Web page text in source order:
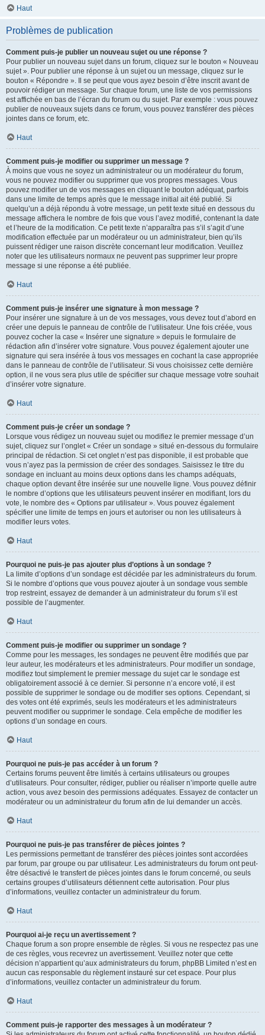
Haut
Problèmes de publication
Comment puis-je publier un nouveau sujet ou une réponse ?
Pour publier un nouveau sujet dans un forum, cliquez sur le bouton « Nouveau
sujet ». Pour publier une réponse à un sujet ou un message, cliquez sur le
bouton « Répondre ». Il se peut que vous ayez besoin d’être inscrit avant de
pouvoir rédiger un message. Sur chaque forum, une liste de vos permissions
est affichée en bas de l’écran du forum ou du sujet. Par exemple : vous pouvez
publier de nouveaux sujets dans ce forum, vous pouvez transférer des pièces
jointes dans ce forum, etc.
Haut
Comment puis-je modifier ou supprimer un message ?
À moins que vous ne soyez un administrateur ou un modérateur du forum,
vous ne pouvez modifier ou supprimer que vos propres messages. Vous
pouvez modifier un de vos messages en cliquant le bouton adéquat, parfois
dans une limite de temps après que le message initial ait été publié. Si
quelqu’un a déjà répondu à votre message, un petit texte situé en dessous du
message affichera le nombre de fois que vous l’avez modifié, contenant la date
et l’heure de la modification. Ce petit texte n’apparaîtra pas s’il s’agit d’une
modification effectuée par un modérateur ou un administrateur, bien qu’ils
puissent rédiger une raison discrète concernant leur modification. Veuillez
noter que les utilisateurs normaux ne peuvent pas supprimer leur propre
message si une réponse a été publiée.
Haut
Comment puis-je insérer une signature à mon message ?
Pour insérer une signature à un de vos messages, vous devez tout d’abord en
créer une depuis le panneau de contrôle de l’utilisateur. Une fois créée, vous
pouvez cocher la case « Insérer une signature » depuis le formulaire de
rédaction afin d’insérer votre signature. Vous pouvez également ajouter une
signature qui sera insérée à tous vos messages en cochant la case appropriée
dans le panneau de contrôle de l’utilisateur. Si vous choisissez cette dernière
option, il ne vous sera plus utile de spécifier sur chaque message votre souhait
d’insérer votre signature.
Haut
Comment puis-je créer un sondage ?
Lorsque vous rédigez un nouveau sujet ou modifiez le premier message d’un
sujet, cliquez sur l’onglet « Créer un sondage » situé en-dessous du formulaire
principal de rédaction. Si cet onglet n’est pas disponible, il est probable que
vous n’ayez pas la permission de créer des sondages. Saisissez le titre du
sondage en incluant au moins deux options dans les champs adéquats,
chaque option devant être insérée sur une nouvelle ligne. Vous pouvez définir
le nombre d’options que les utilisateurs peuvent insérer en modifiant, lors du
vote, le nombre des « Options par utilisateur ». Vous pouvez également
spécifier une limite de temps en jours et autoriser ou non les utilisateurs à
modifier leurs votes.
Haut
Pourquoi ne puis-je pas ajouter plus d’options à un sondage ?
La limite d’options d’un sondage est décidée par les administrateurs du forum.
Si le nombre d’options que vous pouvez ajouter à un sondage vous semble
trop restreint, essayez de demander à un administrateur du forum s’il est
possible de l’augmenter.
Haut
Comment puis-je modifier ou supprimer un sondage ?
Comme pour les messages, les sondages ne peuvent être modifiés que par
leur auteur, les modérateurs et les administrateurs. Pour modifier un sondage,
modifiez tout simplement le premier message du sujet car le sondage est
obligatoirement associé à ce dernier. Si personne n’a encore voté, il est
possible de supprimer le sondage ou de modifier ses options. Cependant, si
des votes ont été exprimés, seuls les modérateurs et les administrateurs
peuvent modifier ou supprimer le sondage. Cela empêche de modifier les
options d’un sondage en cours.
Haut
Pourquoi ne puis-je pas accéder à un forum ?
Certains forums peuvent être limités à certains utilisateurs ou groupes
d’utilisateurs. Pour consulter, rédiger, publier ou réaliser n’importe quelle autre
action, vous avez besoin des permissions adéquates. Essayez de contacter un
modérateur ou un administrateur du forum afin de lui demander un accès.
Haut
Pourquoi ne puis-je pas transférer de pièces jointes ?
Les permissions permettant de transférer des pièces jointes sont accordées
par forum, par groupe ou par utilisateur. Les administrateurs du forum ont peut-
être désactivé le transfert de pièces jointes dans le forum concerné, ou seuls
certains groupes d’utilisateurs détiennent cette autorisation. Pour plus
d’informations, veuillez contacter un administrateur du forum.
Haut
Pourquoi ai-je reçu un avertissement ?
Chaque forum a son propre ensemble de règles. Si vous ne respectez pas une
de ces règles, vous recevrez un avertissement. Veuillez noter que cette
décision n’appartient qu’aux administrateurs du forum, phpBB Limited n’est en
aucun cas responsable du règlement instauré sur cet espace. Pour plus
d’informations, veuillez contacter un administrateur du forum.
Haut
Comment puis-je rapporter des messages à un modérateur ?